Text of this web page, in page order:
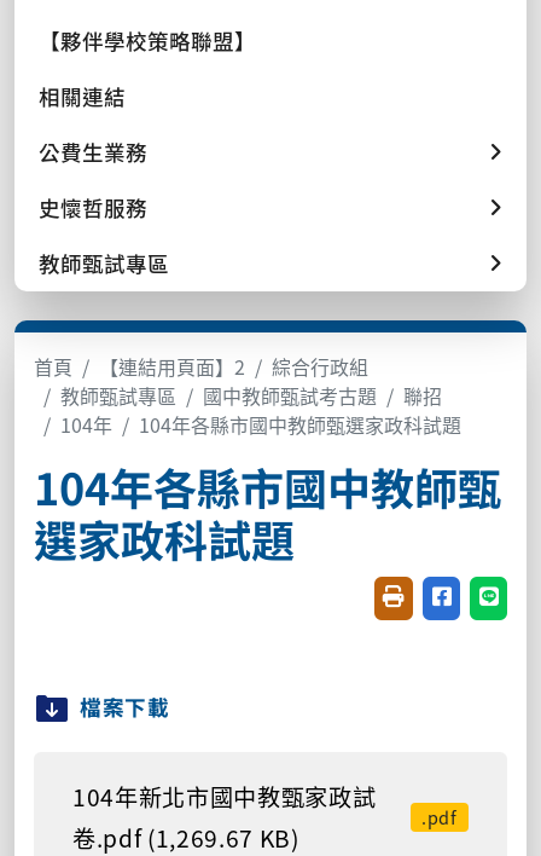
【夥伴學校策略聯盟】
相關連結
公費生業務
史懷哲服務
教師甄試專區
首頁 【連結用頁面】2
綜合行政組
教師甄試專區
國中教師甄試考古題
聯招
104年
104年各縣市國中教師甄選家政科試題
104年各縣市國中教師甄
選家政科試題
友善列印(開新視
分享至臉書
分享
檔案下載
104年新北市國中教甄家政試
卷.pdf (1,269.67 KB)
.pdf